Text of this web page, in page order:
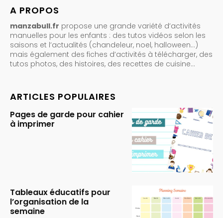
A PROPOS
manzabull.fr propose une grande variété d’activités
manuelles pour les enfants : des tutos vidéos selon les
saisons et l’actualités (chandeleur, noel, halloween…)
mais également des fiches d’activités à télécharger, des
tutos photos, des histoires, des recettes de cuisine…
ARTICLES POPULAIRES
Pages de garde pour cahier
à imprimer
Tableaux éducatifs pour
l’organisation de la
semaine